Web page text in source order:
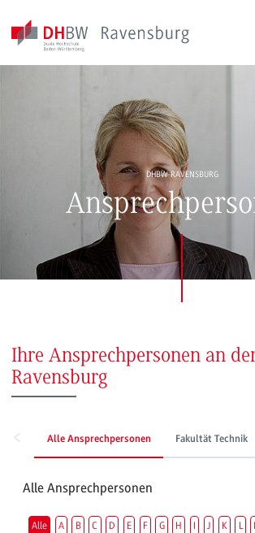
DHBW RAVENSBURG
Ihre Ansprechpersonen an
Ravensburg
Alle Ansprechpersonen Fakultät Technik
Alle Ansprechpersonen
Alle A B C D E F G H I J K L